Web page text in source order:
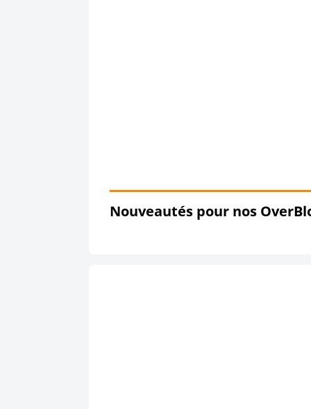
Nouveautés pour nos